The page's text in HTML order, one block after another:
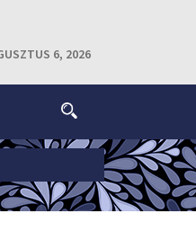
6, 2026